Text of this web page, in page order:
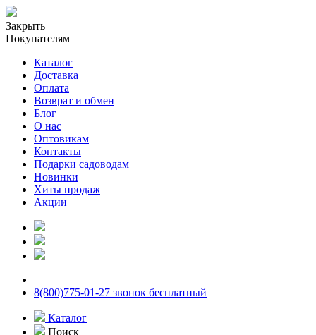
Закрыть
Покупателям
Каталог
Доставка
Оплата
Возврат и обмен
Блог
О нас
Оптовикам
Контакты
Подарки садоводам
Новинки
Хиты продаж
Акции
8(800)775-01-27 звонок бесплатный
Каталог
Поиск